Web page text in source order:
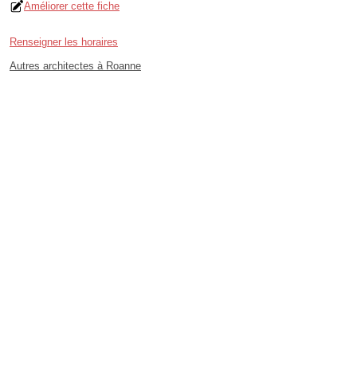
Améliorer cette fiche
Renseigner les horaires
Autres architectes à Roanne